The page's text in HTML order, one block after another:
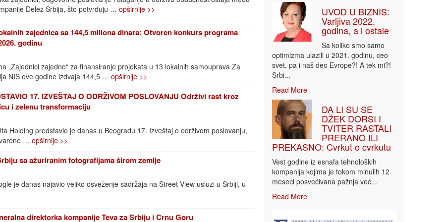
Delez Srbija, što potvrđuju … opširnije >>
zajednica sa 144,5 miliona dinara: Otvoren konkurs programa
godinu
„Zajednici zajedno“ za finansiranje projekata u 13 lokalnih samouprava Za
NIS ove godine izdvaja 144,5 … opširnije >>
17. IZVEŠTAJ O ODRŽIVOM POSLOVANJU Održivi rast kroz
i zelenu transformaciju
Holding predstavio je danas u Beogradu 17. Izveštaj o održivom poslovanju,
… opširnije >>
sa ažuriranim fotografijama širom zemlje
je danas najavio veliko osveženje sadržaja na Street View usluzi u Srbiji, u
direktorka kompanije Teva za Srbiju i Crnu Goru
UVOD U BIZNIS:
Varljiva 2022.
godina, a i ostale
Sa koliko smo samo
optimizma ulazili u 2021. godinu, ceo
svet, pa i naš deo Evrope?! A tek mi?!
Srbi...
Read More
DA LI SU SE
DŽEK DORSI I
TVITER RASTALI
PRERANO ILI
PREKASNO: Cvrkut o cvrkutu
Vest godine iz esnafa tehnoloških
kompanija kojima je tokom minulih 12
meseci posvećivana pažnja već...
Read More